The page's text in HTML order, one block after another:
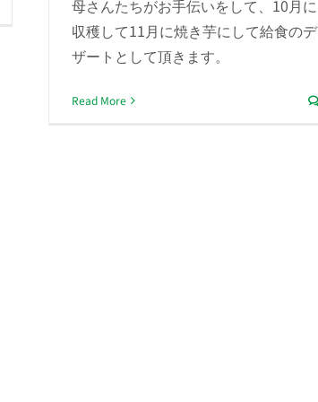
母さんたちがお手伝いをして、10月に
収穫して11月に焼き芋にして給食のデ
ザートとして頂きます。
Read More